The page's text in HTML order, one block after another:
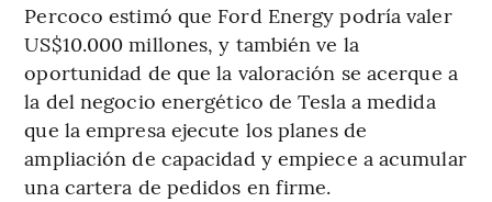
Percoco estimó que Ford Energy podría valer
US$10.000 millones, y también ve la
oportunidad de que la valoración se acerque a
la del negocio energético de Tesla a medida
que la empresa ejecute los planes de
ampliación de capacidad y empiece a acumular
una cartera de pedidos en firme.